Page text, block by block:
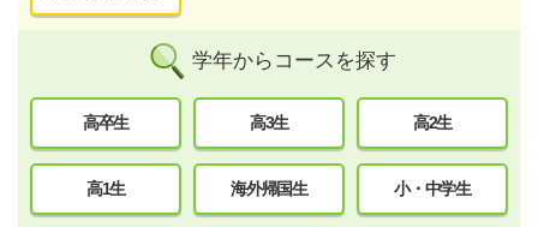
学年からコースを探す
高卒生 高3生 高2生
高1生 海外帰国生 小・中学生